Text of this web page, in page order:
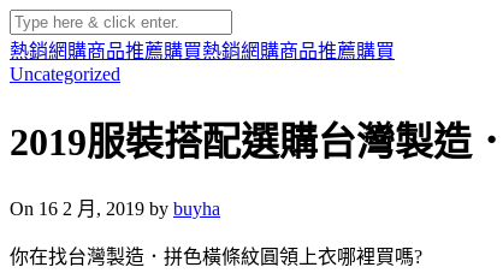
熱銷網購商品推薦購買熱銷網購商品推薦購買
Uncategorized
2019服裝搭配選購台灣製造
On 16 2 月, 2019 by buyha
你在找台灣製造．拼色橫條紋圓領上衣哪裡買嗎?